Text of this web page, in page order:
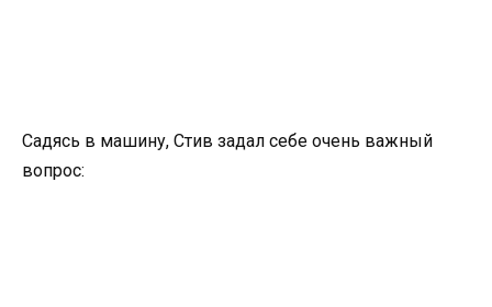
Садясь в машину, Стив задал себе очень важный
вопрос: